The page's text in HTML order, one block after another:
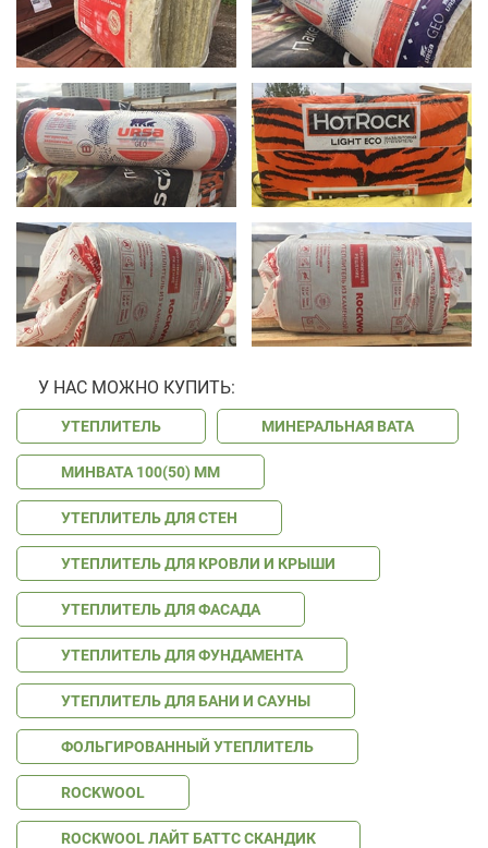
У НАС МОЖНО КУПИТЬ:
УТЕПЛИТЕЛЬ МИНЕРАЛЬНАЯ ВАТА
МИНВАТА 100(50) ММ
УТЕПЛИТЕЛЬ ДЛЯ СТЕН
УТЕПЛИТЕЛЬ ДЛЯ КРОВЛИ И КРЫШИ
УТЕПЛИТЕЛЬ ДЛЯ ФАСАДА
УТЕПЛИТЕЛЬ ДЛЯ ФУНДАМЕНТА
УТЕПЛИТЕЛЬ ДЛЯ БАНИ И САУНЫ
ФОЛЬГИРОВАННЫЙ УТЕПЛИТЕЛЬ
ROCKWOOL
ROCKWOOL ЛАЙТ БАТТС СКАНДИК